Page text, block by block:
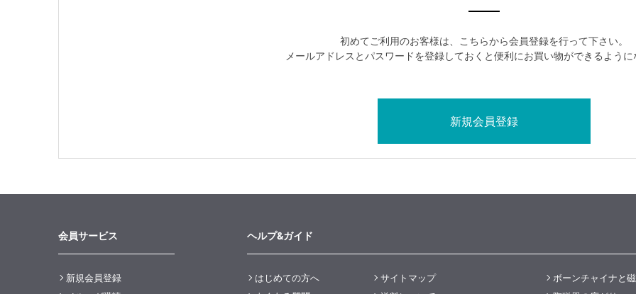
初めてご利用のお客様は、こちらから会員登録を行って下さい。
メールアドレスとパスワードを登録しておくと便利にお買い物ができるよう
会員サービス
新規会員登録
ヘルプ&ガイド
はじめての方へ
サイトマップ
ボーンチャイナと